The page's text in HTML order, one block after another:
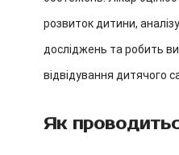
розвиток дитини,
досліджень та робить
відвідування дитячого
Як